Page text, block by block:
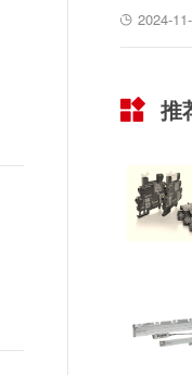
2024-
推